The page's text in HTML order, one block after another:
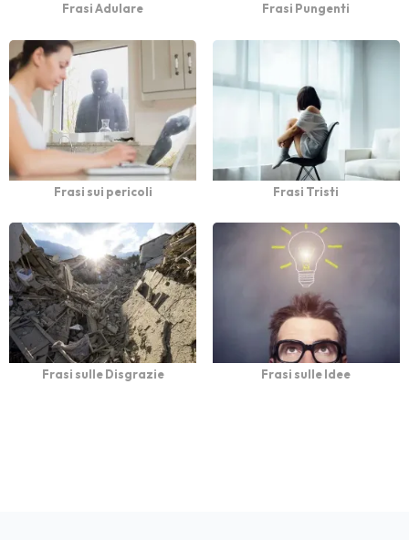
Frasi Adulare Frasi Pungenti
Frasi sui pericoli Frasi Tristi
Frasi sulle Disgrazie Frasi sulle Idee